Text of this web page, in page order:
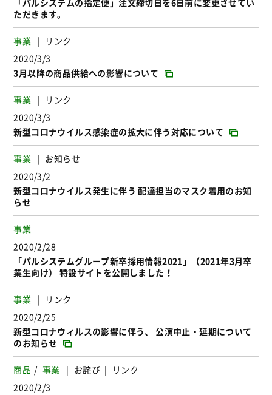
「パルシステムの指定便」注文締切日を6日前に変更させてい
ただきます。
事業
リンク
2020/3/3
3月以降の商品供給への影響について
事業
リンク
2020/3/3
新型コロナウイルス感染症の拡大に伴う対応について
事業
お知らせ
2020/3/2
新型コロナウイルス発生に伴う 配達担当のマスク着用のお知
らせ
事業
2020/2/28
「パルシステムグループ新卒採用情報2021」（2021年3月卒
業生向け） 特設サイトを公開しました！
事業
リンク
2020/2/25
新型コロナウィルスの影響に伴う、 公演中止・延期について
のお知らせ
商品 事業 お詫び
リンク
2020/2/3